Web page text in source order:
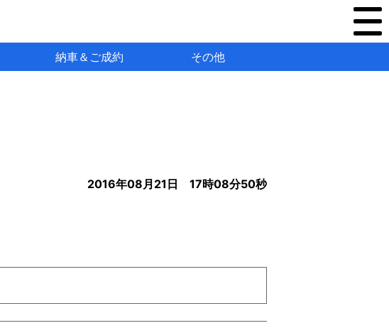
納車＆ご成約 その他
2016年08月21日 17時08分50秒